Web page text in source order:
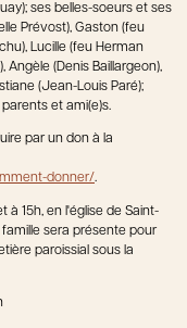
ses belles-soeurs et ses
Prévost), Gaston (feu
Lucille (feu Herman
Angèle (Denis Baillargeon),
(Jean-Louis Paré);
et ami(e)s.
par un don à la
donner/.
à 15h, en l'église de Saint-
famille sera présente pour
paroissial sous la